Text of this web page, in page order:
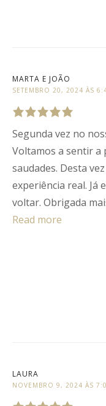
MARTA E JOÃO
SETEMBRO 20, 2024 ÀS
Rated5 out
of5.
Segunda vez no
Voltamos a sentir a
saudades. Desta
experiência real. Já
voltar. Obrigada
Read more
LAURA
NOVEMBRO 9, 2024 ÀS